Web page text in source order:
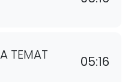
TEMAT
05:16